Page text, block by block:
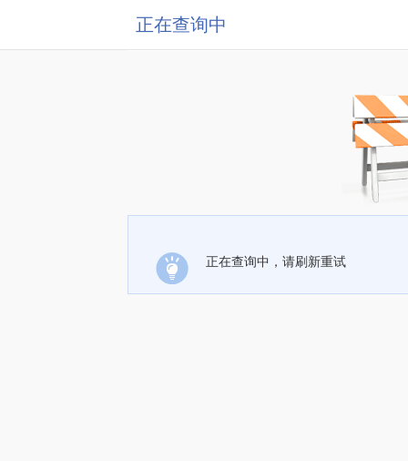
正在查询中
正在查询中，请刷新重试